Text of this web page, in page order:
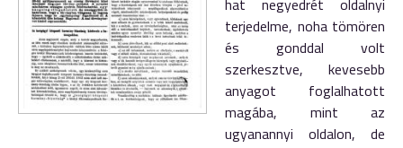
hat negyedrét oldalnyi
terjedelme, noha tömören
és gonddal volt
szerkesztve, kevesebb
anyagot foglalhatott
magába, mint az
ugyanannyi oldalon, de